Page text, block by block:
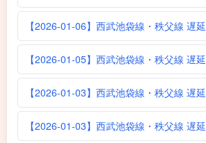
【2026-01-06】西武池袋線・秩父線 遅延
【2026-01-05】西武池袋線・秩父線 遅延
【2026-01-03】西武池袋線・秩父線 遅延
【2026-01-03】西武池袋線・秩父線 遅延